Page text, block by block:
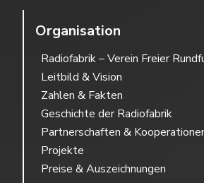
Organisation
Radiofabrik – Verein Freier
Leitbild & Vision
Zahlen & Fakten
Geschichte der Radiofabrik
Partnerschaften &
Projekte
Preise & Auszeichnungen